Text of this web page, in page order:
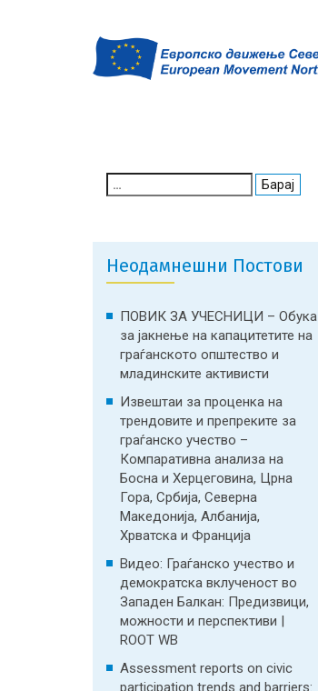
for:
Неодамнешни Постови
ПОВИК ЗА УЧЕСНИЦИ – Обука
за јакнење на капацитетите на
граѓанското општество и
младинските активисти
Извештаи за проценка на
трендовите и препреките за
граѓанско учество –
Компаративна анализа на
Босна и Херцеговина, Црна
Гора, Србија, Северна
Македонија, Албанија,
Хрватска и Франција
Видео: Граѓанско учество и
демократска вклученост во
Западен Балкан: Предизвици,
можности и перспективи |
ROOT WB
Assessment reports on civic
participation trends and barriers: